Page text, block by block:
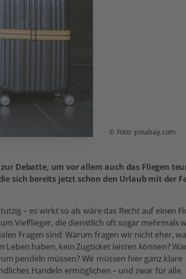
Foto: pixabay.com
Debatte, um vor allem auch das Fliegen
sich bereits jetzt schon den Urlaub mit der
– es wirkt so als wäre das Recht auf einen
Vielflieger, die dienstlich oft sogar mehrmals
Fragen sind: Warum fragen wir nicht eher,
Leben haben, kein Zugticket leisten können?
pendeln müssen? Wir müssen hier ganz klare
Handeln ermöglichen – und zwar für alle.